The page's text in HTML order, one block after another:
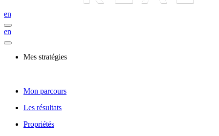
en
en
Mes stratégies
Mon parcours
Les résultats
Propriétés